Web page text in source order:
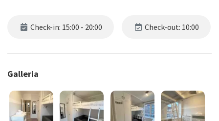
Check-in: 15:00 - 20:00 Check-out: 10:00
Galleria